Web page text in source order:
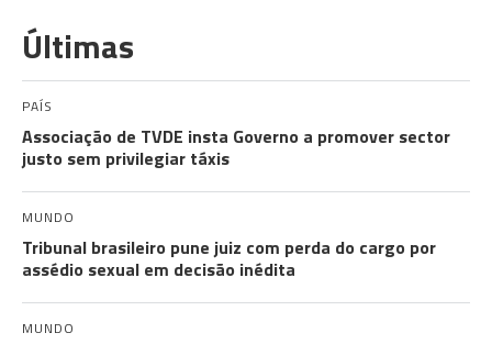
Últimas
PAÍS
Associação de TVDE insta Governo a promover sector
justo sem privilegiar táxis
MUNDO
Tribunal brasileiro pune juiz com perda do cargo por
assédio sexual em decisão inédita
MUNDO